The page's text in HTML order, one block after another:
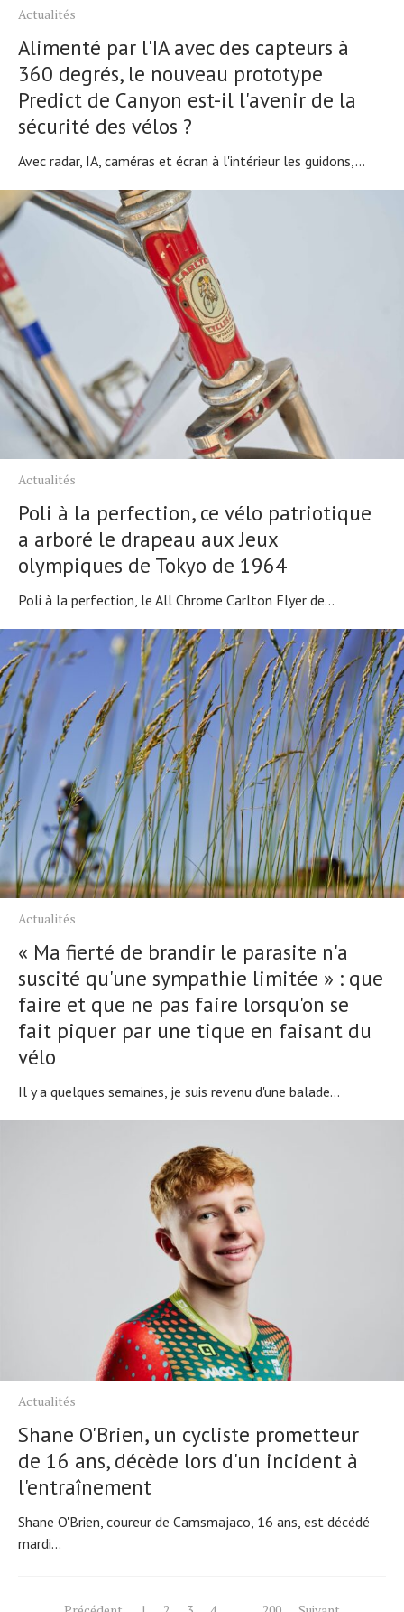
Actualités
Alimenté par l'IA avec des capteurs à
360 degrés, le nouveau prototype
Predict de Canyon est-il l'avenir de la
sécurité des vélos ?
Avec radar, IA, caméras et écran à l'intérieur les guidons,...
Actualités
Poli à la perfection, ce vélo patriotique
a arboré le drapeau aux Jeux
olympiques de Tokyo de 1964
Poli à la perfection, le All Chrome Carlton Flyer de...
Actualités
« Ma fierté de brandir le parasite n'a
suscité qu'une sympathie limitée » : que
faire et que ne pas faire lorsqu'on se
fait piquer par une tique en faisant du
vélo
Il y a quelques semaines, je suis revenu d'une balade...
Actualités
Shane O'Brien, un cycliste prometteur
de 16 ans, décède lors d'un incident à
l'entraînement
Shane O'Brien, coureur de Camsmajaco, 16 ans, est décédé
mardi...